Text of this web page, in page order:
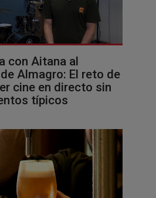
con Aitana al
Almagro: El reto de
cine en directo sin
típicos